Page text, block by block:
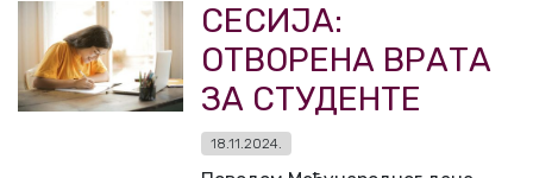
СЕСИЈА:
ОТВОРЕНА ВРАТА
ЗА СТУДЕНТЕ
18.11.2024.